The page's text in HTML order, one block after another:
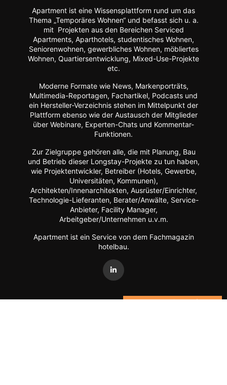
Apartment ist eine Wissensplattform rund um das
Thema „Temporäres Wohnen“ und befasst sich u. a.
mit Projekten aus den Bereichen Serviced
Apartments, Aparthotels, studentisches Wohnen,
Seniorenwohnen, gewerbliches Wohnen, möbliertes
Wohnen, Quartiersentwicklung, Mixed-Use-Projekte
etc.
Moderne Formate wie News, Markenporträts,
Multimedia-Reportagen, Fachartikel, Podcasts und
ein Hersteller-Verzeichnis stehen im Mittelpunkt der
Plattform ebenso wie der Austausch der Mitglieder
über Webinare, Experten-Chats und Kommentar-
Funktionen.
Zur Zielgruppe gehören alle, die mit Planung, Bau
und Betrieb dieser Longstay-Projekte zu tun haben,
wie Projektentwickler, Betreiber (Hotels, Gewerbe,
Universitäten, Kommunen),
Architekten/Innenarchitekten, Ausrüster/Einrichter,
Technologie-Lieferanten, Berater/Anwälte, Service-
Anbieter, Facility Manager,
Arbeitgeber/Unternehmen u.v.m.
Apartment ist ein Service von dem Fachmagazin
hotelbau.
Vertrag widerrufen